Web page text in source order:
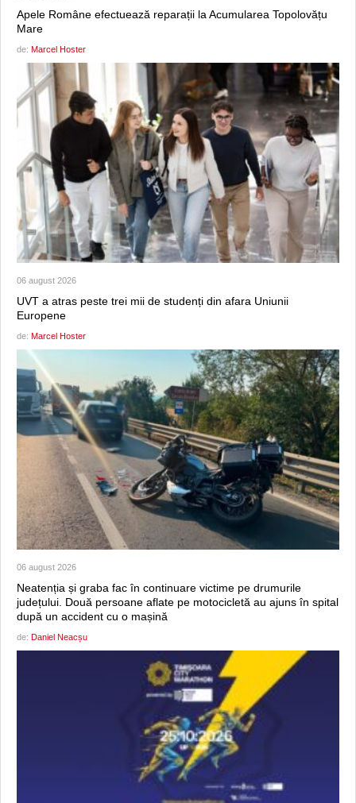
Apele Române efectuează reparații la Acumularea Topolovățu
Mare
de: Marcel Hoster
06 august 2026
UVT a atras peste trei mii de studenți din afara Uniunii
Europene
de: Marcel Hoster
06 august 2026
Neatenția și graba fac în continuare victime pe drumurile
județului. Două persoane aflate pe motocicletă au ajuns în spital
după un accident cu o mașină
de: Daniel Neacșu